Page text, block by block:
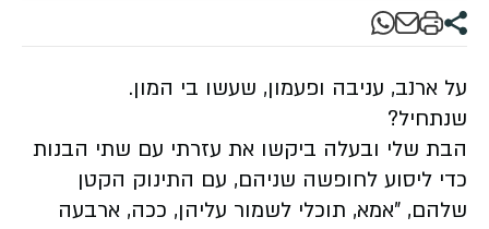
על ארנב, עניבה ופעמון, שעשו בי המון.
שנתחיל?
הבת שלי ובעלה ביקשו את עזרתי עם שתי הבנות
כדי ליסוע לחופשה שניהם, עם התינוק הקטן
שלהם, "אמא, תוכלי לשמור עליהן, ככה, ארבעה